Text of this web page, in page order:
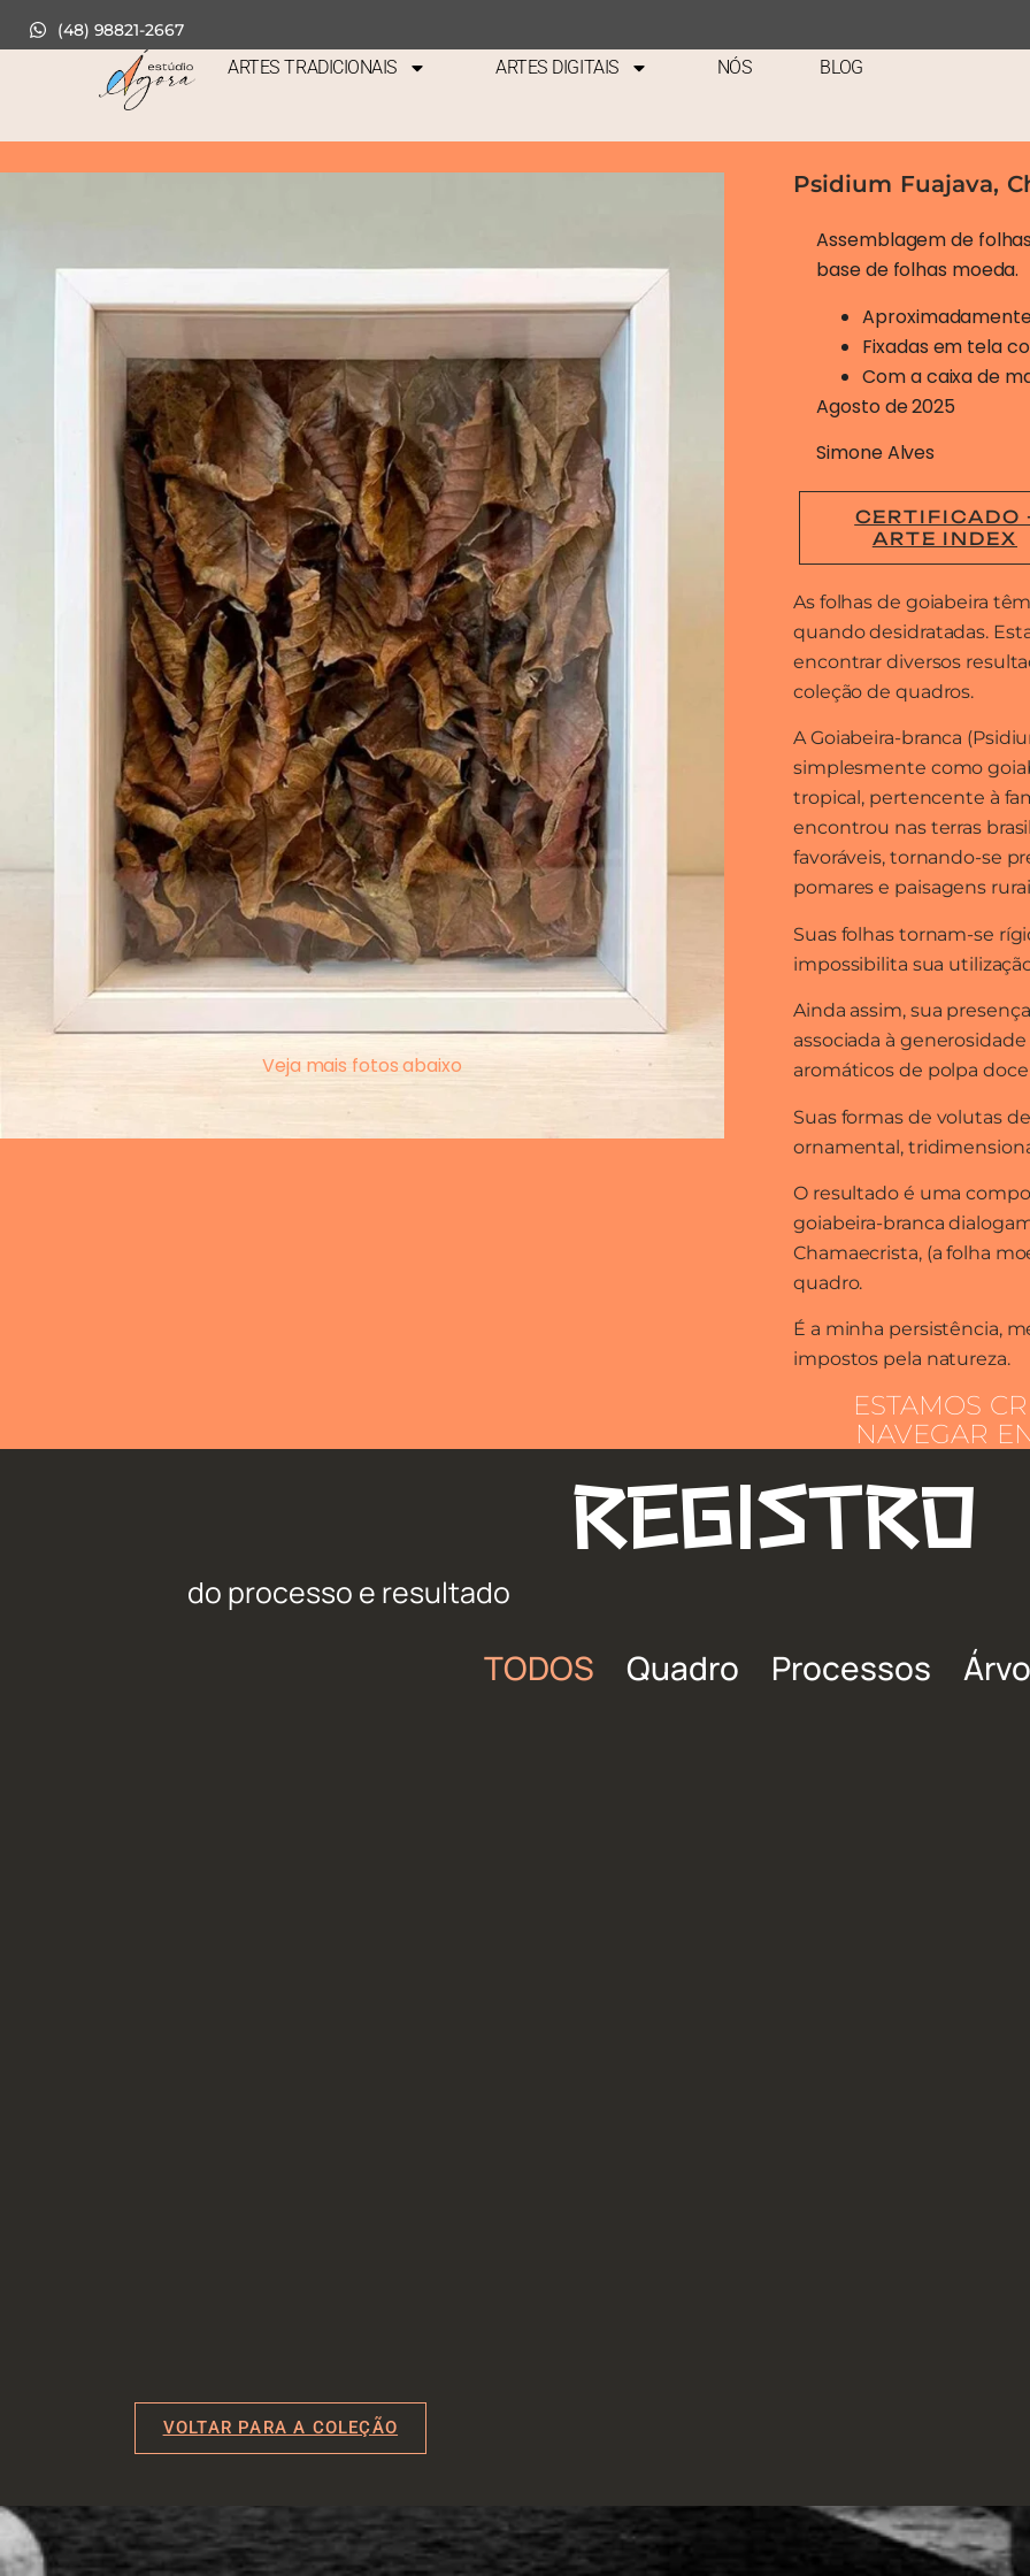
(48) 98821-2667
ARTES TRADICIONAIS ARTES DIGITAIS NÓS BLOG
Goiabeira
Veja mais fotos abaixo
Psidium Fuajava,
Assemblagem de
base de folhas moeda.
Fixadas em tela
Com a caixa de
Agosto de 2025
Simone Alves
CERTIFICADO
ARTE INDEX
As folhas de goiabeira
quando desidratadas.
encontrar diversos
coleção de quadros.
A Goiabeira-branca
simplesmente como
tropical, pertencente à
encontrou nas terras
favoráveis, tornando-se
pomares e paisagens
Suas folhas tornam-se
impossibilita sua
Ainda assim, sua
associada à
aromáticos de polpa
Suas formas de volutas
ornamental,
O resultado é uma
goiabeira-branca
Chamaecrista, (a folha
quadro.
É a minha persistência,
impostos pela natureza.
ESTAMOS
NAVEGAR
REGISTRO
do processo e resultado
TODOS Quadro Processos
VOLTAR PARA A COLEÇÃO